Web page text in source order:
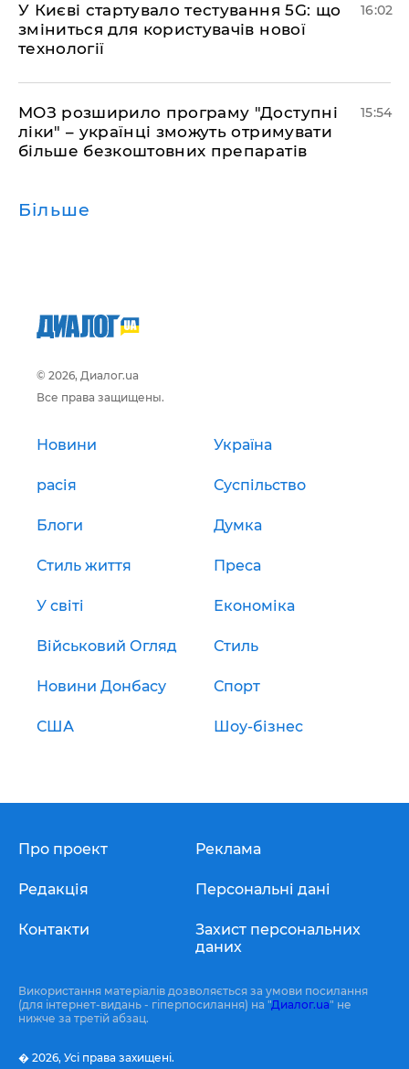
У Києві стартувало тестування 5G: що
зміниться для користувачів нової
технології
16:02
МОЗ розширило програму "Доступні
ліки" – українці зможуть отримувати
більше безкоштовних препаратів
15:54
Більше
© 2026, Диалог.ua
Все права защищены.
Новини Україна
расія Суспільство
Блоги Думка
Стиль життя Преса
У світі Економіка
Військовий Огляд Стиль
Новини Донбасу Спорт
США Шоу-бізнес
Про проект
Редакція
Контакти
Реклама
Персональні дані
Захист персональних
даних
Використання матеріалів дозволяється за умови посилання
(для інтернет-видань - гіперпосилання) на "Диалог.ua" не
нижче за третій абзац.
� 2026, Усі права захищені.